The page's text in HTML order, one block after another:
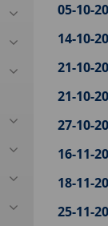
05-10-
14-10-
21-10-
21-10-
27-10-
16-11-
18-11-
25-11-